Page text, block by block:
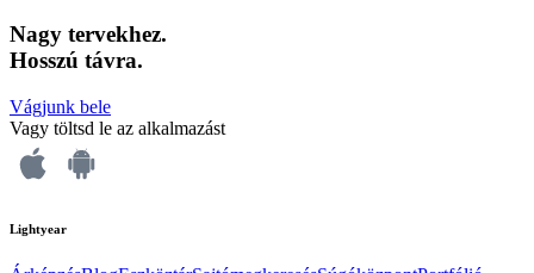
Nagy tervekhez.
Hosszú távra.
Vágjunk bele
Vagy töltsd le az alkalmazást
Lightyear